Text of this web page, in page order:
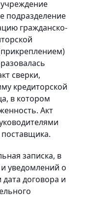
подразделение
гражданско-
сверки,
кредиторской
в котором
Акт
записка, в
уведомлений о
договора и